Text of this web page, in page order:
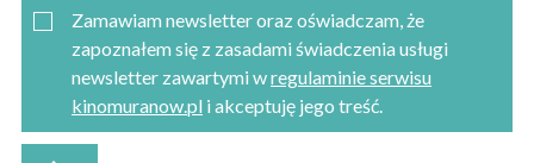
Zamawiam newsletter oraz oświadczam, że
zapoznałem się z zasadami świadczenia usługi
newsletter zawartymi wregulaminie serwisu
kinomuranow.pl i akceptuję jego treść.